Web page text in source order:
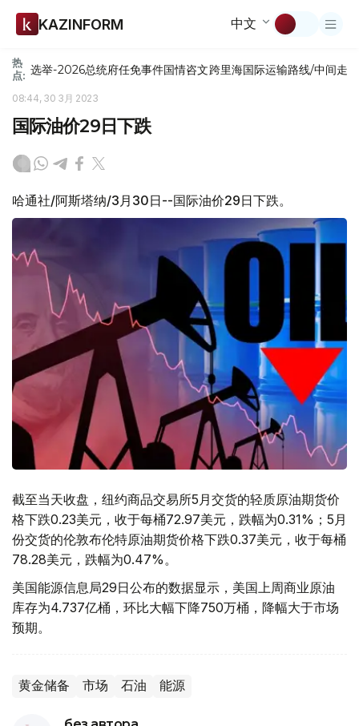
KAZINFORM 中文
热
点: 选举-2026总统府任免事件国情咨文跨里海国际运输路线/中间走廊
08:44, 30 3月 2023
国际油价29日下跌
哈通社/阿斯塔纳/3月30日--国际油价29日下跌。
截至当天收盘，纽约商品交易所5月交货的轻质原油期货价
格下跌0.23美元，收于每桶72.97美元，跌幅为0.31%；5月
份交货的伦敦布伦特原油期货价格下跌0.37美元，收于每桶
78.28美元，跌幅为0.47%。
美国能源信息局29日公布的数据显示，美国上周商业原油
库存为4.737亿桶，环比大幅下降750万桶，降幅大于市场
预期。
黄金储备 市场 石油 能源